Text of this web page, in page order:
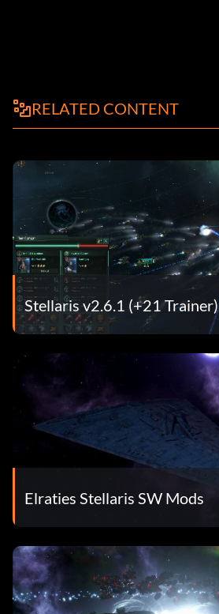
RELATED CONTENT
Stellaris v2.6.1 (+21 Trainer)
Elraties Stellaris SW Mods